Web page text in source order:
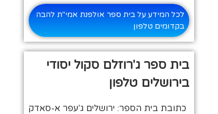
לכל המידע על בית ספר אולפנת אמי"ת להבה
בקדומים טלפון
בית ספר ג'רוזלם סקול יסודי
בירושלים טלפון
כתובת בית הספר: ירושלים ג'עפר א-סאדק